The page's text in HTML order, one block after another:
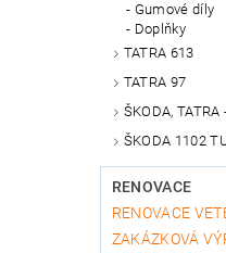
Gumové díly
Doplňky
TATRA 613
TATRA 97
ŠKODA, TATRA
ŠKODA 1102
RENOVACE
RENOVACE
ZAKÁZKOVÁ